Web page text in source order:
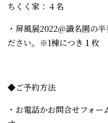
ちくく家：４名
・屏風展2022@識名園の
ださい。 ※1棟につき１枚
◆ご予約方法
・お電話かお問合せフォ